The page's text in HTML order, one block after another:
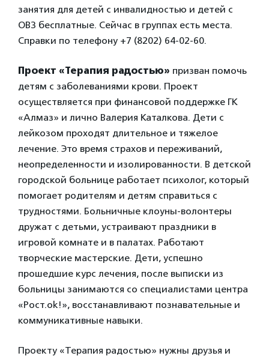
занятия для детей с инвалидностью и детей с
ОВЗ бесплатные. Сейчас в группах есть места.
Справки по телефону +7 (8202) 64-02-60.
Проект «Терапия радостью» призван помочь
детям с заболеваниями крови. Проект
осуществляется при финансовой поддержке ГК
«Алмаз» и лично Валерия Каталкова. Дети с
лейкозом проходят длительное и тяжелое
лечение. Это время страхов и переживаний,
неопределенности и изолированности. В детской
городской больнице работает психолог, который
помогает родителям и детям справиться с
трудностями. Больничные клоуны-волонтеры
дружат с детьми, устраивают праздники в
игровой комнате и в палатах. Работают
творческие мастерские. Дети, успешно
прошедшие курс лечения, после выписки из
больницы занимаются со специалистами центра
«Рост.ok!», восстанавливают познавательные и
коммуникативные навыки.
Проекту «Терапия радостью» нужны друзья и